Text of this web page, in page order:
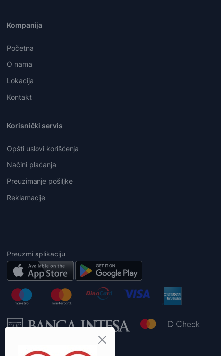
Kompanija
Početna
O nama
Lokacija
Kontakt
Korisnički servis
Opšti uslovi korišćenja
Načini plaćanja
Preuzimanje pošiljke
Reklamacije
Preuzmi aplikaciju